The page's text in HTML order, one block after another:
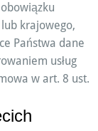
krajowego,
Państwa dane
usług
w art. 8 ust.